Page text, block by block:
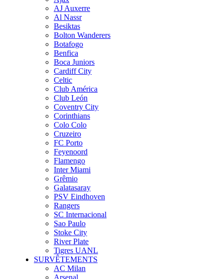
AJ Auxerre
Al Nassr
Besiktas
Bolton Wanderers
Botafogo
Benfica
Boca Juniors
Cardiff City
Celtic
Club América
Club León
Coventry City
Corinthians
Colo Colo
Cruzeiro
FC Porto
Feyenoord
Flamengo
Inter Miami
Grêmio
Galatasaray
PSV Eindhoven
Rangers
SC Internacional
Sao Paulo
Stoke City
River Plate
Tigres UANL
SURVÊTEMENTS
AC Milan
Arsenal